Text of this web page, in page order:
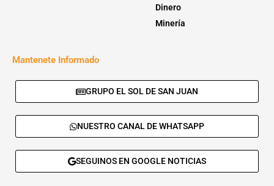
Dinero
Minería
Mantenete Informado
GRUPO EL SOL DE SAN JUAN
NUESTRO CANAL DE WHATSAPP
SEGUINOS EN GOOGLE NOTICIAS